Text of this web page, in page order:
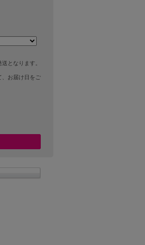
となります。
、お届け日をご